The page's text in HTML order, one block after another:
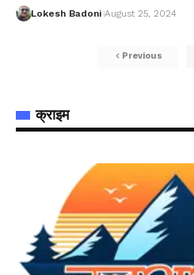
Lokesh Badoni August 25, 2024
Previous
क्राइम